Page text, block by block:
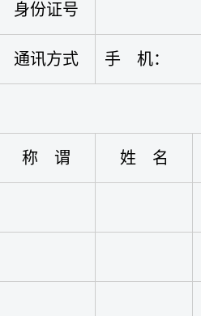
身份证号
通讯方式 手 机：
称 谓 姓 名